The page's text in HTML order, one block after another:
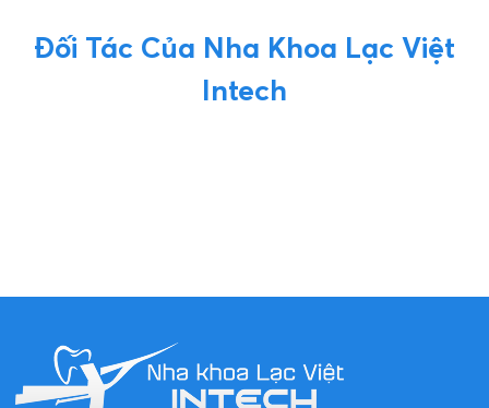
Đối Tác Của Nha Khoa Lạc Việt
Intech